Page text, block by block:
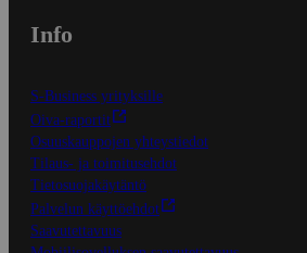
Info
S-Business yrityksille
Oiva-raportit
Osuuskauppojen yhteystiedot
Tilaus- ja toimitusehdot
Tietosuojakäytäntö
Palvelun käyttöehdot
Saavutettavuus